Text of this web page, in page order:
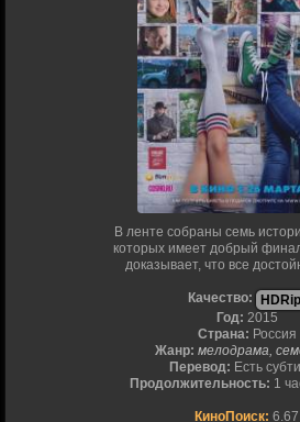
В ленте собраны семь
которых имеет добрый
доказывает, что все
Качество:
HDRip
Год: 2015
Страна: Россия
Жанр: мелодрама,
Перевод: Есть
Продолжительность: 1
КиноПоиск: 6.67